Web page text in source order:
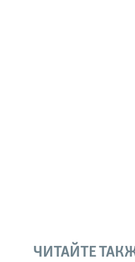
ЧИТАЙТЕ